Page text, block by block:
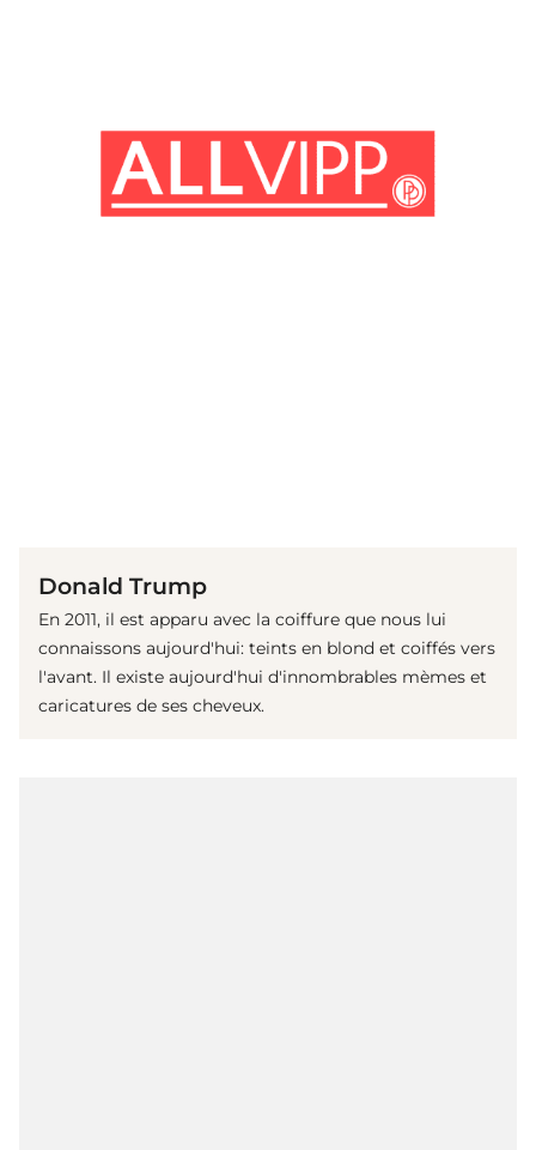
Donald Trump
En 2011, il est apparu avec la coiffure que nous lui
connaissons aujourd'hui: teints en blond et coiffés vers
l'avant. Il existe aujourd'hui d'innombrables mèmes et
caricatures de ses cheveux.